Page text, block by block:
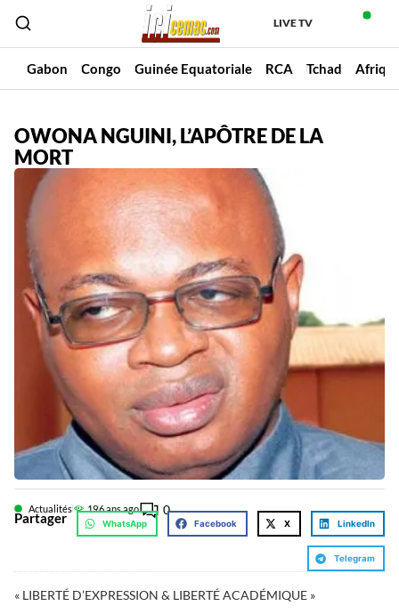
LIVE TV
Gabon Congo Guinée Equatoriale RCA Tchad
OWONA NGUINI, L’APÔTRE DE LA
MORT
Actualités 196 ans ago 0
Partager WhatsApp Facebook X LinkedIn
Telegram
« LIBERTÉ D’EXPRESSION & LIBERTÉ ACADÉMIQUE »